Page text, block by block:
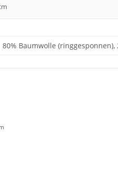
80% Baumwolle (ringgesponnen),